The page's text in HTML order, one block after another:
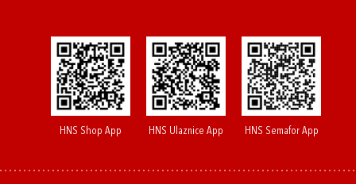
HNS Shop App HNS Ulaznice App HNS Semafor App